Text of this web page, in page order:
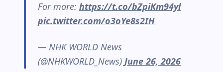
For more: https://t.co/bZpiKm94yl
pic.twitter.com/o3oYe8s2IH
— NHK WORLD News
(@NHKWORLD_News) June 26, 2026